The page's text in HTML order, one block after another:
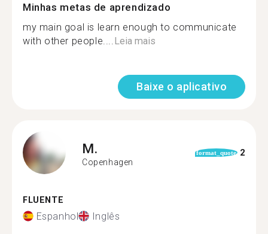
Minhas metas de aprendizado
my main goal is learn enough to communicate
with other people....Leia mais
Baixe o aplicativo
M.
Copenhagen
format_quote 2
FLUENTE
Espanhol Inglês